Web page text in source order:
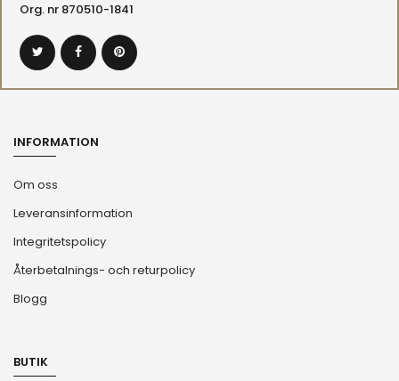
Org. nr 870510-1841
INFORMATION
Om oss
Leveransinformation
Integritetspolicy
Återbetalnings- och returpolicy
Blogg
BUTIK